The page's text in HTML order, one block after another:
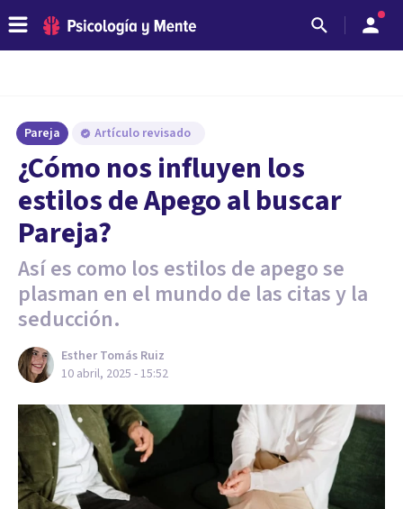
Pareja Artículo revisado
¿Cómo nos influyen los
estilos de Apego al buscar
Pareja?
Así es como los estilos de apego se
plasman en el mundo de las citas y la
seducción.
Esther Tomás Ruiz
10 abril, 2025 - 15:52